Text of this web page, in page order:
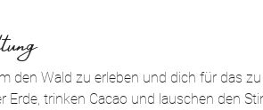
den Wald zu erleben und dich für das
Erde, trinken Cacao und lauschen den